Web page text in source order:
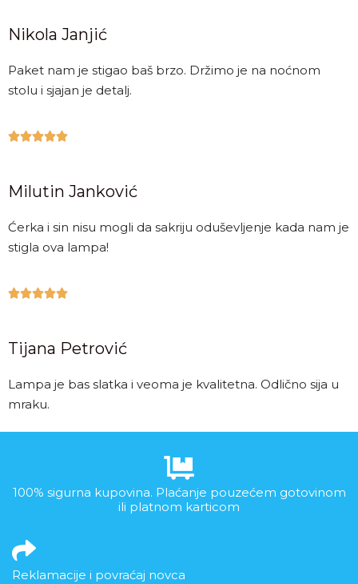
Nikola Janjić
Paket nam je stigao baš brzo. Držimo je na noćnom
stolu i sjajan je detalj.

Milutin Janković
Ćerka i sin nisu mogli da sakriju oduševljenje kada nam je
stigla ova lampa!

Tijana Petrović
Lampa je bas slatka i veoma je kvalitetna. Odlično sija u
mraku.
100% sigurna kupovina. Plaćanje pouzećem gotovinom
ili platnom karticom
Reklamacije i povraćaj novca